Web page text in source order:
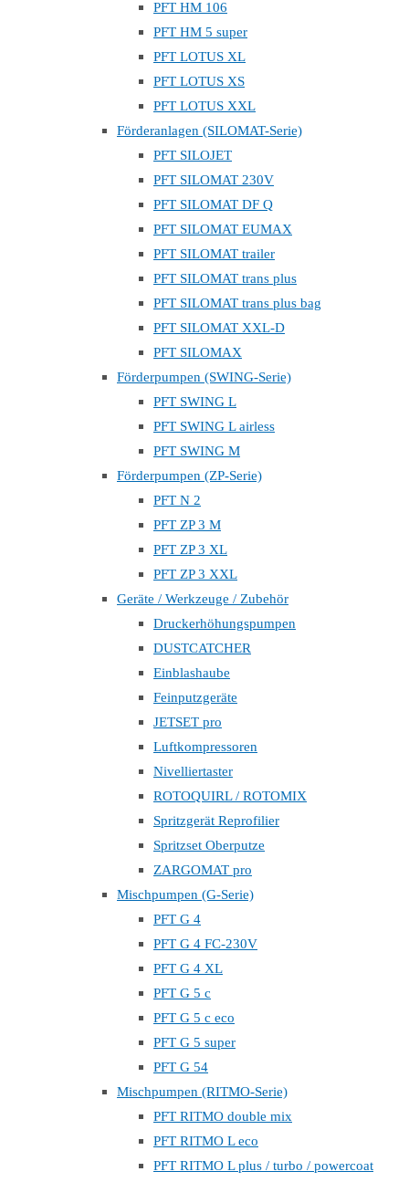
PFT HM 106
PFT HM 5 super
PFT LOTUS XL
PFT LOTUS XS
PFT LOTUS XXL
Förderanlagen (SILOMAT-Serie)
PFT SILOJET
PFT SILOMAT 230V
PFT SILOMAT DF Q
PFT SILOMAT EUMAX
PFT SILOMAT trailer
PFT SILOMAT trans plus
PFT SILOMAT trans plus bag
PFT SILOMAT XXL-D
PFT SILOMAX
Förderpumpen (SWING-Serie)
PFT SWING L
PFT SWING L airless
PFT SWING M
Förderpumpen (ZP-Serie)
PFT N 2
PFT ZP 3 M
PFT ZP 3 XL
PFT ZP 3 XXL
Geräte / Werkzeuge / Zubehör
Druckerhöhungspumpen
DUSTCATCHER
Einblashaube
Feinputzgeräte
JETSET pro
Luftkompressoren
Nivelliertaster
ROTOQUIRL / ROTOMIX
Spritzgerät Reprofilier
Spritzset Oberputze
ZARGOMAT pro
Mischpumpen (G-Serie)
PFT G 4
PFT G 4 FC-230V
PFT G 4 XL
PFT G 5 c
PFT G 5 c eco
PFT G 5 super
PFT G 54
Mischpumpen (RITMO-Serie)
PFT RITMO double mix
PFT RITMO L eco
PFT RITMO L plus / turbo / powercoat